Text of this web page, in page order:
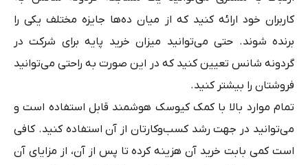
کاربران خود ارائه کنید که از میان ده‌ها جایزه مختلف یکی را
برنده شوند. حتی می‌توانید میزان خرید پایه برای شرکت در
گردونه شانس تعیین کنید که در این صورت به راحتی می‌توانید
فروشتان را بیشتر کنید.
تمام موارد بالا با کمک کیوسک هوشمند قابل استفاده است و
می‌توانید در جهت رشد کسب‌وکارتان از آن استفاده کنید. کافی
است کمی بابت خرید آن هزینه کرده تا پس از آن، از مزایای آن